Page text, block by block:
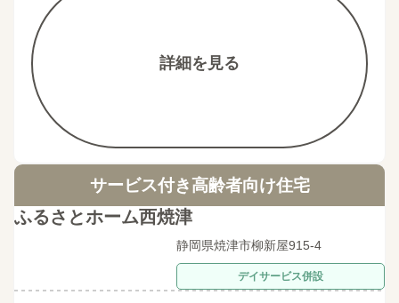
詳細を見る
サービス付き高齢者向け住宅
ふるさとホーム西焼津
静岡県焼津市柳新屋915-4
デイサービス併設